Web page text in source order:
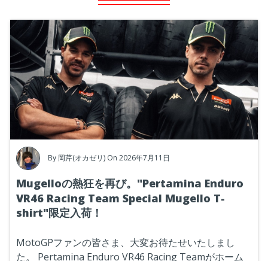
By 岡芹(オカゼリ) On 2026年7月11日
Mugelloの熱狂を再び。"Pertamina Enduro
VR46 Racing Team Special Mugello T-
shirt"限定入荷！
MotoGPファンの皆さま、大変お待たせいたしまし
た。
Pertamina Enduro VR46 Racing Teamがホーム